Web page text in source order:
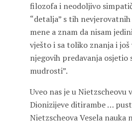
filozofa i neodoljivo
“detalja” s tih
mene a znam da nisam
vješto i sa toliko znanja i
njegovih predavanja
mudrosti”.
Uveo nas je u
Dionizijeve ditirambe …
Nietzscheova Vesela nauka